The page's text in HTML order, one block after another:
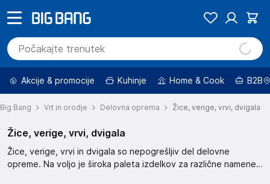
Akcije & promocije Kuhinje Home & Cook B2B
Big Bang Vrt in orodje Delovna oprema Žice, verige, vrvi, dvigala
Žice, verige, vrvi, dvigala
Žice, verige, vrvi in dvigala so nepogrešljiv del delovne
opreme. Na voljo je široka paleta izdelkov za različne namene.